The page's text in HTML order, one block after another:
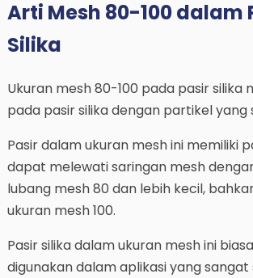
Arti Mesh 80-100 dalam
Silika
Ukuran mesh 80-100 pada pasir silika
pada pasir silika dengan partikel yang
Pasir dalam ukuran mesh ini memiliki
dapat melewati saringan mesh
lubang mesh 80 dan lebih kecil,
ukuran mesh 100.
Pasir silika dalam ukuran mesh ini
digunakan dalam aplikasi yang sangat